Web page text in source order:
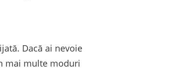
Dacă ai nevoie
mai multe moduri